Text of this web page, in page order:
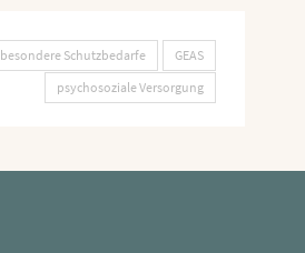
besondere Schutzbedarfe
GEAS
psychosoziale Versorgung